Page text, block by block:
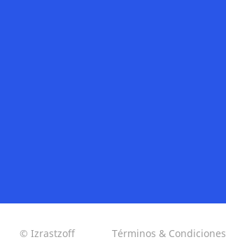
© Izrastzoff Términos & Condiciones